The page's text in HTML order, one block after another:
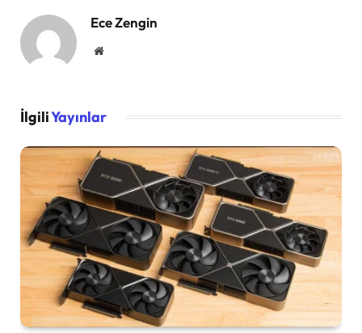
Ece Zengin
Website
İlgiliYayınlar